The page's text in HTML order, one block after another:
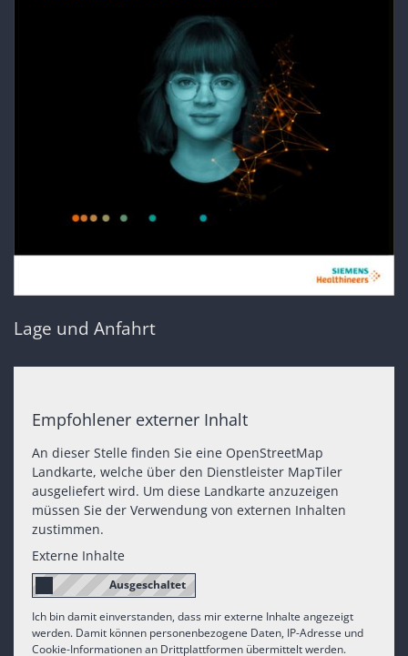
Lage und Anfahrt
Empfohlener externer Inhalt
An dieser Stelle finden Sie eine OpenStreetMap
Landkarte, welche über den Dienstleister MapTiler
ausgeliefert wird. Um diese Landkarte anzuzeigen
müssen Sie der Verwendung von externen Inhalten
zustimmen.
Externe Inhalte
Ich bin damit einverstanden, dass mir externe Inhalte angezeigt
werden. Damit können personenbezogene Daten, IP-Adresse und
Cookie-Informationen an Drittplattformen übermittelt werden.